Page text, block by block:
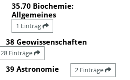
35.70 Biochemie:
Allgemeines
1 Eintrag
38 Geowissenschaften
28 Einträge
39 Astronomie 2 Einträge